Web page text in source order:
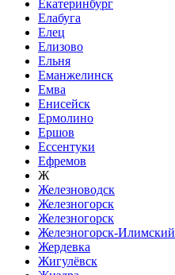
Екатеринбург
Елабуга
Елец
Елизово
Ельня
Еманжелинск
Емва
Енисейск
Ермолино
Ершов
Ессентуки
Ефремов
Ж
Железноводск
Железногорск
Железногорск
Железногорск-Илимский
Жердевка
Жигулёвск